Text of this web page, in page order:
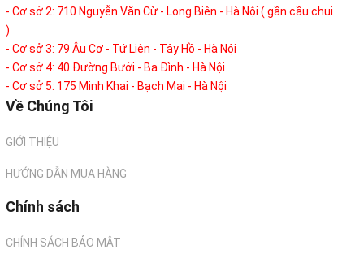
- Cơ sở 2: 710 Nguyễn Văn Cừ - Long Biên - Hà Nội ( gần cầu chui
)
- Cơ sở 3: 79 Âu Cơ - Tứ Liên - Tây Hồ - Hà Nội
- Cơ sở 4: 40 Đường Bưởi - Ba Đình - Hà Nội
- Cơ sở 5: 175 Minh Khai - Bạch Mai - Hà Nội
Về Chúng Tôi
GIỚI THIỆU
HƯỚNG DẪN MUA HÀNG
Chính sách
CHÍNH SÁCH BẢO MẬT